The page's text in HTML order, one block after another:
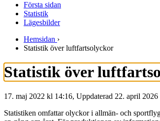
Första sidan
Statistik
Lägesbilder
Hemsidan ›
Statistik över luftfartsolyckor
Statistik över
17. maj 2022 kl 14:16, Uppdaterad 22. april
Statistiken omfattar olyckor i allmän- och